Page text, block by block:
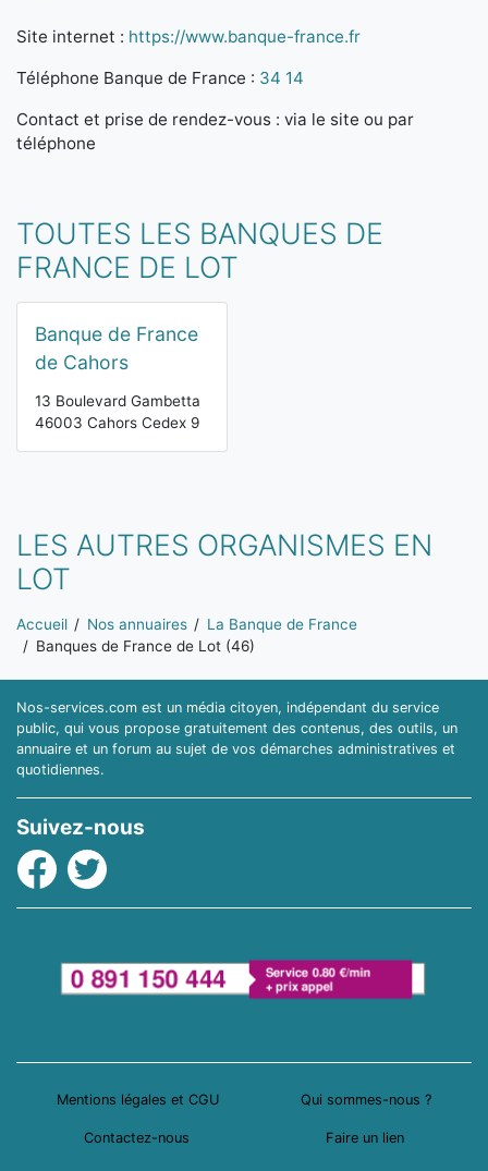
Site internet : https://www.banque-france.fr
Téléphone Banque de France : 34 14
Contact et prise de rendez-vous : via le site ou par
téléphone
TOUTES LES BANQUES DE
FRANCE DE LOT
Banque de France
de Cahors
13 Boulevard Gambetta
46003 Cahors Cedex 9
LES AUTRES ORGANISMES EN
LOT
Vous êtes ici:
Accueil Nos annuaires
La Banque de France
Banques de France de Lot (46)
Nos-services.com est un média citoyen, indépendant du service
public, qui vous propose gratuitement des contenus, des outils, un
annuaire et un forum au sujet de vos démarches administratives et
quotidiennes.
Suivez-nous
Facebook
Twitter
Mentions légales et CGU Qui sommes-nous ?
Contactez-nous Faire un lien